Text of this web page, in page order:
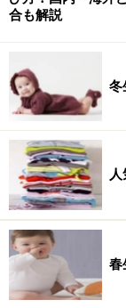
合も解説
冬
春